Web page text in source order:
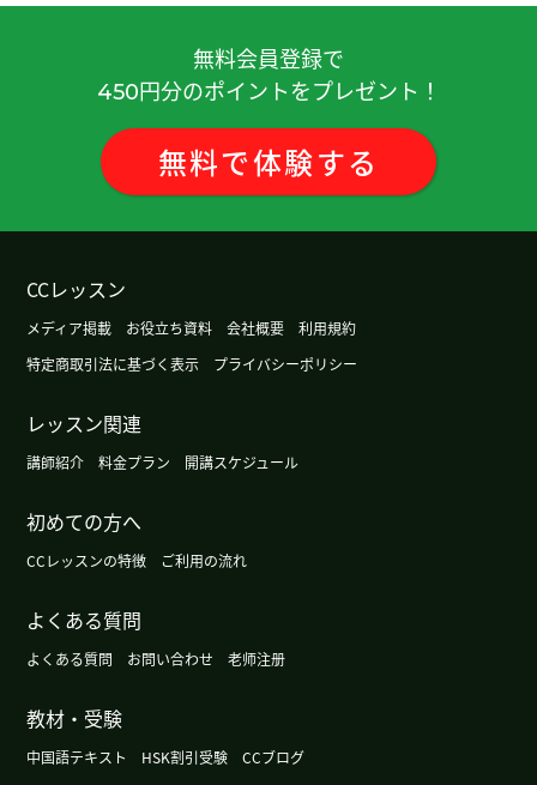
今天谈到了麻辣担!下次去中国旅行的话，请一定带
我去好吃的地方☺️ ✨( 40代 女性 )
非常感謝 下次見( 40代 男性 )
最近，因为也有教科书上的菜单内容，所以聊了很
多关于饮食的话题!医生您最近也很累，请好好休
息。( 40代 女性 )
我也是一直坦率地和我说话的老师是我最大的安慰
☺️ ✨学习不刻苦是不行的地方，但是从不经意的对
话中学到了很多东西，所以我想吸取各种各样的东
生很长，所以不要勉强自己度过吧☺️ ✨ 期待着再次
一直以来非常感谢。 请不要在意时间的变更! 工作很
感谢一直以来愉快的课程!期待再次见面!
感谢一直以来愉快的课程!期待再次见面!
無料会員登録で
450円分のポイントをプレゼント！
無料で体験する
CCレッスン
メディア掲載 お役立ち資料 会社概要
利用規約
特定商取引法に基づく表示
プライバシーポリシー
レッスン関連
講師紹介 料金プラン 開講スケジュール
初めての方へ
CCレッスンの特徴 ご利用の流れ
よくある質問
よくある質問 お問い合わせ 老师注册
教材・受験
中国語テキスト HSK割引受験 CCブログ